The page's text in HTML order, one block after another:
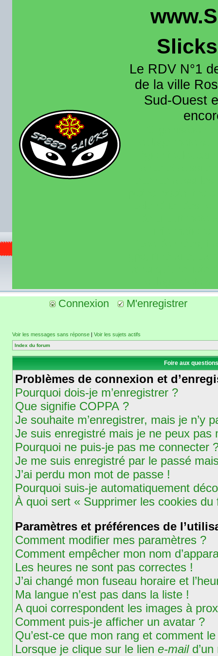
Le RDV N°1
de la ville
Sud-Ouest
Connexion
M'enregistrer
Voir les messages sans réponse | Voir les sujets actifs
Index du forum
Foire aux
Problèmes de connexion et
Pourquoi dois-je m’enregistrer ?
Que signifie COPPA ?
Je souhaite m’enregistrer, mais je n’y
Je suis enregistré mais je ne peux pas
Pourquoi ne puis-je pas me connecter
Je me suis enregistré par le passé
J’ai perdu mon mot de passe !
Pourquoi suis-je automatiquement
À quoi sert « Supprimer les cookies du
Paramètres et préférences de
Comment modifier mes paramètres ?
Comment empêcher mon nom
Les heures ne sont pas correctes !
J’ai changé mon fuseau horaire et
Ma langue n’est pas dans la liste !
A quoi correspondent les images à
Comment puis-je afficher un avatar ?
Qu’est-ce que mon rang et comment
Lorsque je clique sur le lien e-maild’un